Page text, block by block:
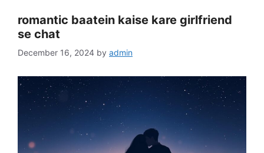
romantic baatein kaise kare girlfriend
se chat
December 16, 2024 by admin